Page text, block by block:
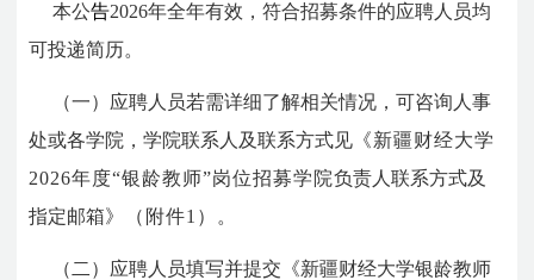
本公告2026年全年有效，符合招募条件的应聘人员均
可投递简历。
（一）应聘人员若需详细了解相关情况，可咨询人事
处或各学院，学院联系人及联系方式见 《新疆财经大学
2026年度“银龄教师”岗位招募学院负责人联系方式及
指定邮箱》（附件1 ） 。
（二）应聘人员填写并提交《新疆财经大学银龄教师